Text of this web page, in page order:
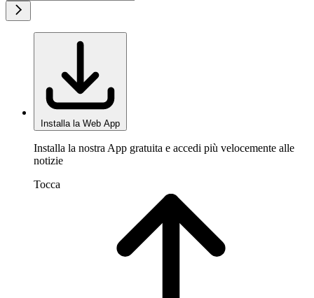
Installa la Web App
Installa la nostra App gratuita e accedi più velocemente alle
notizie
Tocca